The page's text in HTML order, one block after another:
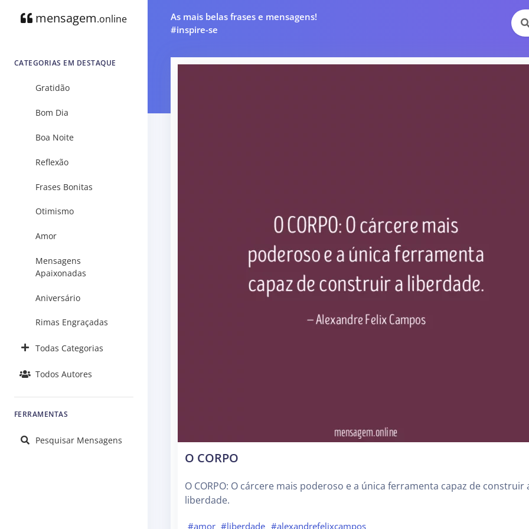
mensagem.online
CATEGORIAS EM DESTAQUE
Gratidão
Bom Dia
Boa Noite
Reflexão
Frases Bonitas
Otimismo
Amor
Mensagens
Apaixonadas
Aniversário
Rimas Engraçadas
Todas Categorias
Todos Autores
FERRAMENTAS
Pesquisar Mensagens
As mais belas frases e mensagens!
#inspire-se
O CORPO
O CORPO: O cárcere mais poderoso e a única ferramenta capaz de construir
liberdade.
#amor #liberdade #alexandrefelixcampos